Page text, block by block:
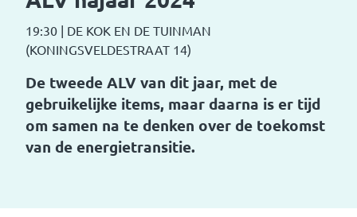
19:30 | DE KOK EN DE TUINMAN
(KONINGSVELDESTRAAT 14)
De tweede ALV van dit jaar, met de
gebruikelijke items, maar daarna is er tijd
om samen na te denken over de toekomst
van de energietransitie.